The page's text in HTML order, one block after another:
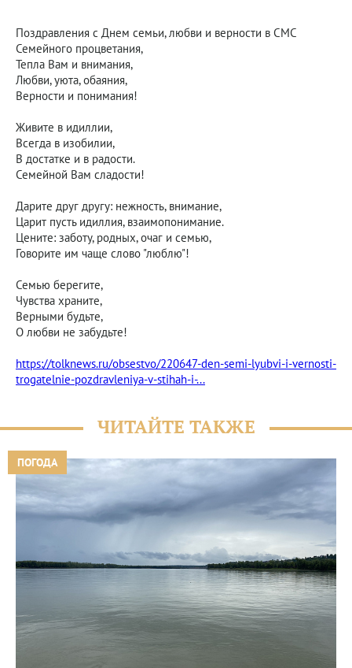
Поздравления с Днем семьи, любви и верности в СМС
Семейного процветания,
Тепла Вам и внимания,
Любви, уюта, обаяния,
Верности и понимания!
Живите в идиллии,
Всегда в изобилии,
В достатке и в радости.
Семейной Вам сладости!
Дарите друг другу: нежность, внимание,
Царит пусть идиллия, взаимопонимание.
Цените: заботу, родных, очаг и семью,
Говорите им чаще слово "люблю"!
Семью берегите,
Чувства храните,
Верными будьте,
О любви не забудьте!
https://tolknews.ru/obsestvo/220647-den-semi-lyubvi-i-vernosti-
trogatelnie-pozdravleniya-v-stihah-i-...
ЧИТАЙТЕ ТАКЖЕ
ПОГОДА